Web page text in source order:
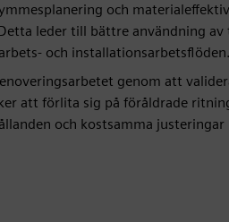
och
leder till bättre användning
och installationsarbetsflöden.
genom att
att förlita sig på föråldrade
och kostsamma